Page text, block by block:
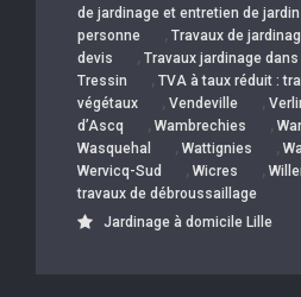
de jardinage et entretien de
personne
, Travaux de
devis
, Travaux jardinage dans
Tressin , TVA à taux réduit :
végétaux , Vendeville ,
d’Ascq
, Wambrechies ,
Wasquehal , Wattignies ,
Wervicq-Sud , Wicres ,
travaux de débroussaillage
Jardinage à domicile Lille